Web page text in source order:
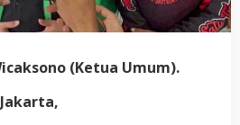
(Ketua Umum).